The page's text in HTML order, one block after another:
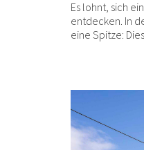
Es lohnt, sich
entdecken. In
eine Spitze: